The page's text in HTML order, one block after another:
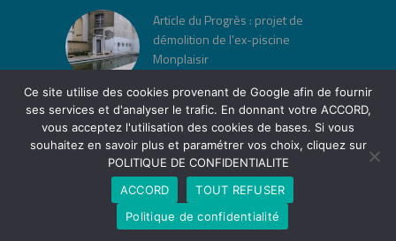
Article du Progrès : projet de
démolition de l’ex-piscine
Monplaisir
« Jeu de lois » à la Cité Musée
Tony Garnier
12 AVRIL 2026
Ce site utilise des cookies provenant de Google afin de fournir
ses services et d'analyser le trafic. En donnant votre ACCORD,
vous acceptez l'utilisation des cookies de bases. Si vous
souhaitez en savoir plus et paramétrer vos choix, cliquez sur
POLITIQUE DE CONFIDENTIALITE
ACCORD
TOUT REFUSER
Politique de confidentialité